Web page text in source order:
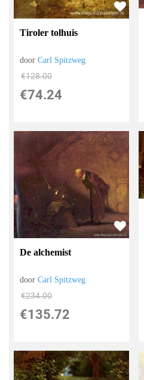
Tiroler tolhuis
doorCarl Spitzweg
€128.00
€74.24
De alchemist
doorCarl Spitzweg
€234.00
€135.72